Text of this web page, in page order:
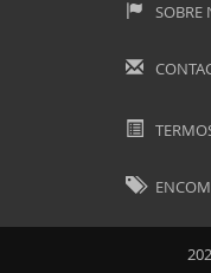
SOBRE